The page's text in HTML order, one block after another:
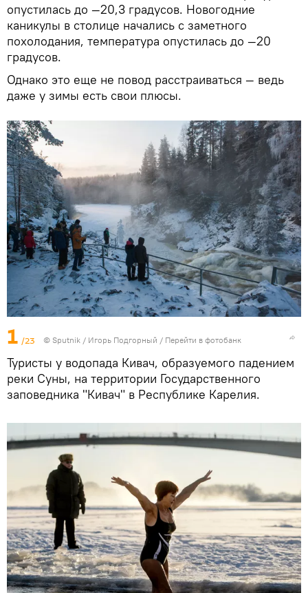
опустилась до —20,3 градусов. Новогодние
каникулы в столице начались с заметного
похолодания, температура опустилась до —20
градусов.
Однако это еще не повод расстраиваться — ведь
даже у зимы есть свои плюсы.
1 /23 © Sputnik / Игорь Подгорный / Перейти в фотобанк
Туристы у водопада Кивач, образуемого падением
реки Суны, на территории Государственного
заповедника "Кивач" в Республике Карелия.